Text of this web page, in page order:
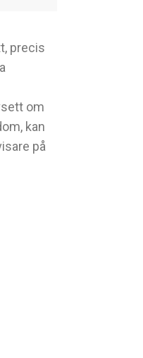
precis
om
kan
på